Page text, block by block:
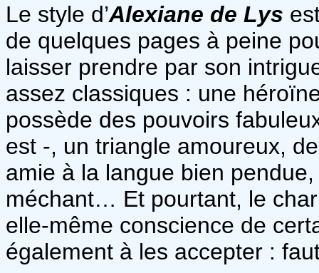
Le style d’Alexiane de Lys
de quelques pages à peine
laisser prendre par son
assez classiques : une
possède des pouvoirs
est -, un triangle amoureux,
amie à la langue bien
méchant… Et pourtant, le
elle-même conscience de
également à les accepter :